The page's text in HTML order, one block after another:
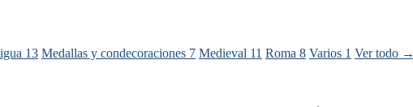
13 Medallas y condecoraciones 7 Medieval 11 Roma 8 Varios 1 Ver todo →